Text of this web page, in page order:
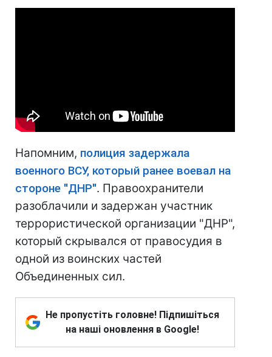
Напомним, полиция задержала
военного ВСУ, который ранее воевал на
стороне "ДНР". Правоохранители
разоблачили и задержан участник
террористической организации "ДНР",
который скрывался от правосудия в
одной из воинских частей
Объединенных сил.
Не пропустіть головне! Підпишіться
на наші оновлення в Google!